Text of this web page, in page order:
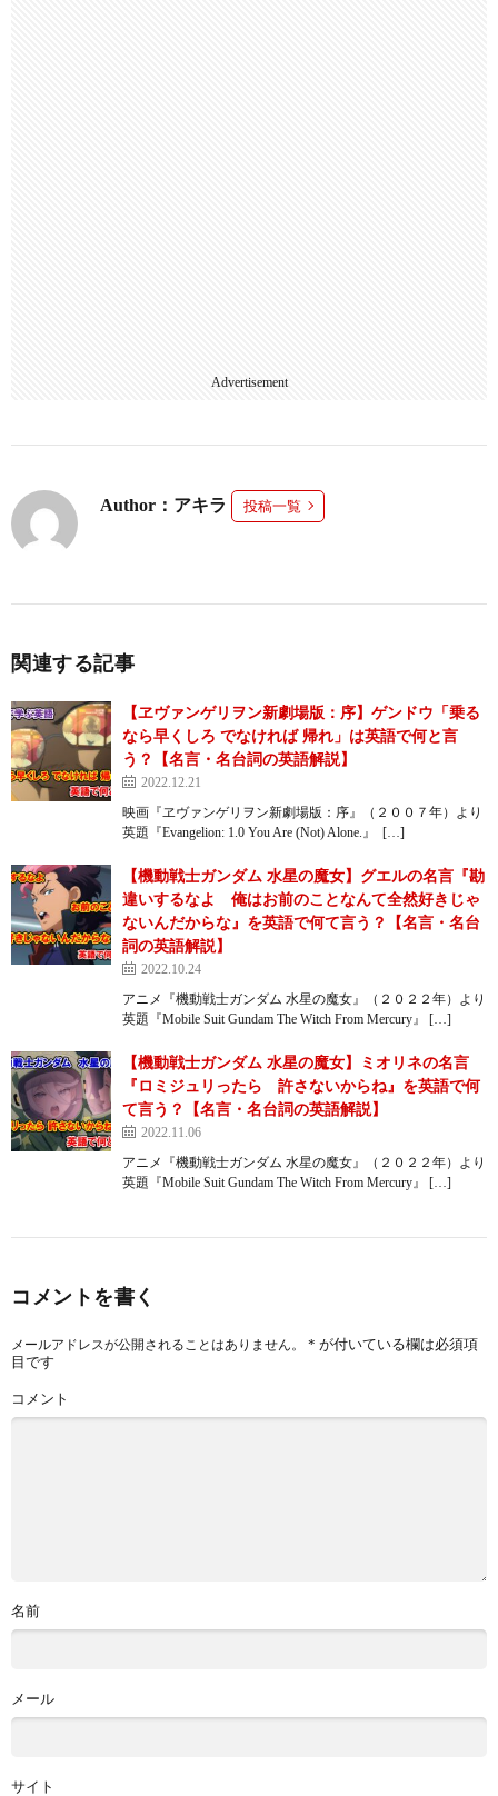
Advertisement
Author：アキラ 投稿一覧
関連する記事
【ヱヴァンゲリヲン新劇場版：序】ゲンドウ「乗る
なら早くしろ でなければ 帰れ」は英語で何と言
う？【名言・名台詞の英語解説】
2022.12.21
映画『ヱヴァンゲリヲン新劇場版：序』（２００７年）より
英題『Evangelion: 1.0 You Are (Not) Alone.』 […]
【機動戦士ガンダム 水星の魔女】グエルの名言『勘
違いするなよ 俺はお前のことなんて全然好きじゃ
ないんだからな』を英語で何て言う？【名言・名台
詞の英語解説】
2022.10.24
アニメ『機動戦士ガンダム 水星の魔女』（２０２２年）より
英題『Mobile Suit Gundam The Witch From Mercury』 […]
【機動戦士ガンダム 水星の魔女】ミオリネの名言
『ロミジュリったら 許さないからね』を英語で何
て言う？【名言・名台詞の英語解説】
2022.11.06
アニメ『機動戦士ガンダム 水星の魔女』（２０２２年）より
英題『Mobile Suit Gundam The Witch From Mercury』 […]
コメントを書く
メールアドレスが公開されることはありません。 * が付いている欄は必須項
目です
コメント
名前
メール
サイト